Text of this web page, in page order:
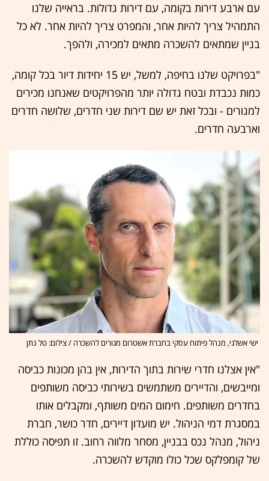
עם ארבע דירות בקומה, עם דירות גדולות. בראייה שלנו
התמהיל צריך להיות אחר, והמפרט צריך להיות אחר. לא כל
בניין שמתאים להשכרה מתאים למכירה, ולהפך.
"בפרויקט שלנו בחיפה, למשל, יש 15 יחידות דיור בכל קומה,
כמות נכבדת ובטח גדולה יותר מהפרויקטים שאנחנו מכירים
למגורים - ובכל זאת יש שם דירות שני חדרים, שלושה חדרים
וארבעה חדרים.
ישי אשלגי, מנהל פיתוח עסקי בחברת אשטרום מגורים להשכרה / צילום: טל נתן
"אין אצלנו חדרי שירות בתוך הדירות, אין בהן מכונות כביסה
ומייבשים, והדיירים משתמשים בשירותי כביסה משותפים
בחדרים משותפים. חימום המים משותף, ומקבלים אותו
במסגרת דמי הניהול. יש מועדון דיירים, חדר כושר, חברת
ניהול, מנהל נכס בבניין, מסחר מלווה רחוב. זו תפיסה כוללת
של קומפלקס שכל כולו מוקדש להשכרה.